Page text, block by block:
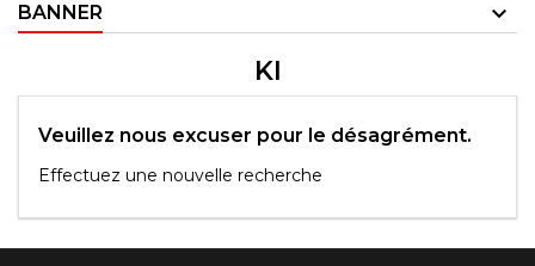
BANNER
KI
Veuillez nous excuser pour le désagrément.
Effectuez une nouvelle recherche